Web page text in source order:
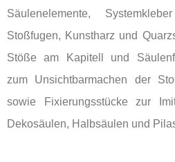
Säulenelemente,
Stoßfugen, Kunstharz und
Stöße am Kapitell und
zum Unsichtbarmachen der
sowie Fixierungsstücke zur
Dekosäulen, Halbsäulen und